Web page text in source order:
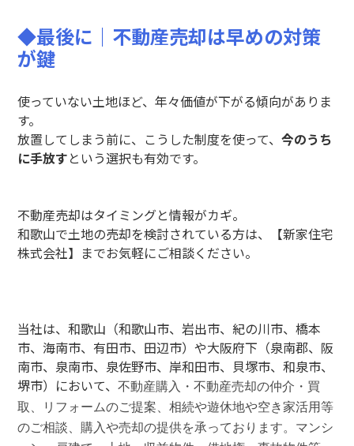
◆最後に｜不動産売却は早めの対策
が鍵
使っていない土地ほど、年々価値が下がる傾向がありま
す。
放置してしまう前に、こうした制度を使って、今のうち
に手放すという選択も有効です。
不動産売却はタイミングと情報がカギ。
和歌山で土地の売却を検討されている方は、【新家住宅
株式会社】までお気軽にご相談ください。
当社は、和歌山（和歌山市、岩出市、紀の川市、橋本
市、海南市、有田市、田辺市）や大阪府下（泉南郡、阪
南市、泉南市、泉佐野市、岸和田市、貝塚市、和泉市、
堺市）において、不動産購入・不動産売却の仲介・買
取、リフォームのご提案、相続や遊休地や空き家活用等
のご相談、購入や売却の提供を承っております。 マンシ